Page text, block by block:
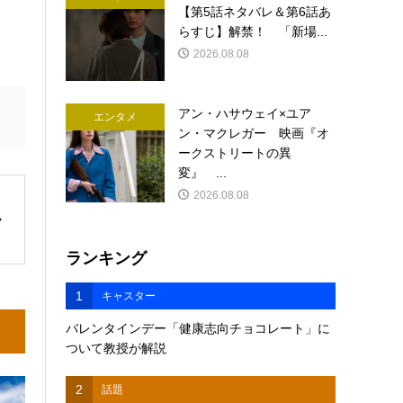
【第5話ネタバレ＆第6話あ
らすじ】解禁！ 「新場...
2026.08.08
エンタメ
アン・ハサウェイ×ユア
ン・マクレガー 映画『オ
ークストリートの異
変』 ...
2026.08.08
ランキング
1 キャスター
バレンタインデー「健康志向チョコレート」に
ついて教授が解説
2 話題